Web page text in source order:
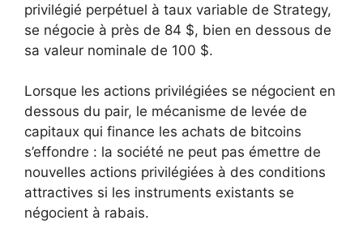
privilégié perpétuel à taux variable de Strategy,
se négocie à près de 84 $, bien en dessous de
sa valeur nominale de 100 $.
Lorsque les actions privilégiées se négocient en
dessous du pair, le mécanisme de levée de
capitaux qui finance les achats de bitcoins
s’effondre : la société ne peut pas émettre de
nouvelles actions privilégiées à des conditions
attractives si les instruments existants se
négocient à rabais.